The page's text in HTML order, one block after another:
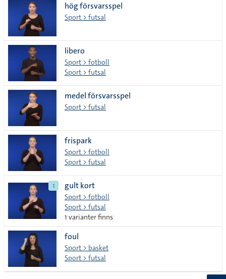
hög försvarsspel
Sport > futsal
libero
Sport > fotboll
Sport > futsal
medel försvarsspel
Sport > futsal
frispark
Sport > fotboll
Sport > futsal
1 gult kort
Sport > fotboll
Sport > futsal
1 varianter finns
foul
Sport > basket
Sport > futsal